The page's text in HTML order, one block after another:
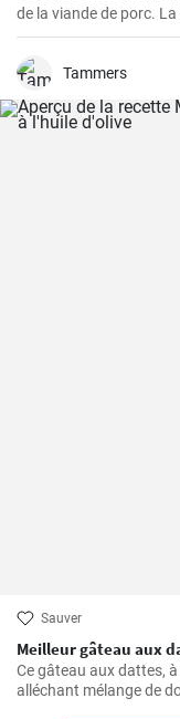
de la viande de porc.
possibilité de devenir
avec de la sauce, de la
d'autres épices à la
Tammers
Sauver
Meilleur gâteau aux
Ce gâteau aux dattes,
alléchant mélange de